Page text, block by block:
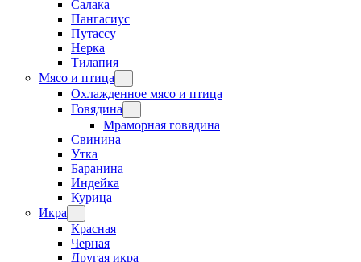
Салака
Пангасиус
Путассу
Нерка
Тилапия
Мясо и птица
Охлажденное мясо и птица
Говядина
Мраморная говядина
Свинина
Утка
Баранина
Индейка
Курица
Икра
Красная
Черная
Другая икра